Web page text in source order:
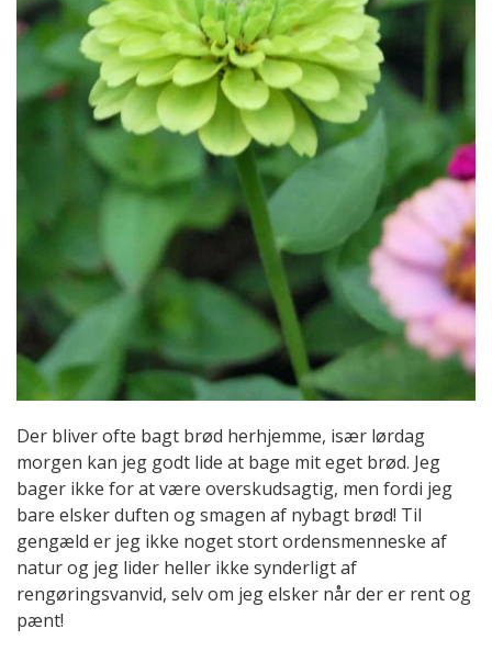
Der bliver ofte bagt brød herhjemme, især lørdag
morgen kan jeg godt lide at bage mit eget brød. Jeg
bager ikke for at være overskudsagtig, men fordi jeg
bare elsker duften og smagen af nybagt brød! Til
gengæld er jeg ikke noget stort ordensmenneske af
natur og jeg lider heller ikke synderligt af
rengøringsvanvid, selv om jeg elsker når der er rent og
pænt!